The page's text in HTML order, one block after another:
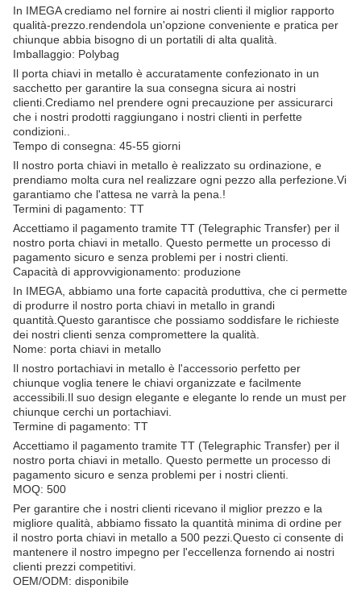
In IMEGA crediamo nel fornire ai nostri clienti il miglior rapporto
qualità-prezzo.rendendola un'opzione conveniente e pratica per
chiunque abbia bisogno di un portatili di alta qualità.
Imballaggio: Polybag
Il porta chiavi in metallo è accuratamente confezionato in un
sacchetto per garantire la sua consegna sicura ai nostri
clienti.Crediamo nel prendere ogni precauzione per assicurarci
che i nostri prodotti raggiungano i nostri clienti in perfette
condizioni..
Tempo di consegna: 45-55 giorni
Il nostro porta chiavi in metallo è realizzato su ordinazione, e
prendiamo molta cura nel realizzare ogni pezzo alla perfezione.Vi
garantiamo che l'attesa ne varrà la pena.!
Termini di pagamento: TT
Accettiamo il pagamento tramite TT (Telegraphic Transfer) per il
nostro porta chiavi in metallo. Questo permette un processo di
pagamento sicuro e senza problemi per i nostri clienti.
Capacità di approvvigionamento: produzione
In IMEGA, abbiamo una forte capacità produttiva, che ci permette
di produrre il nostro porta chiavi in metallo in grandi
quantità.Questo garantisce che possiamo soddisfare le richieste
dei nostri clienti senza compromettere la qualità.
Nome: porta chiavi in metallo
Il nostro portachiavi in metallo è l'accessorio perfetto per
chiunque voglia tenere le chiavi organizzate e facilmente
accessibili.Il suo design elegante e elegante lo rende un must per
chiunque cerchi un portachiavi.
Termine di pagamento: TT
Accettiamo il pagamento tramite TT (Telegraphic Transfer) per il
nostro porta chiavi in metallo. Questo permette un processo di
pagamento sicuro e senza problemi per i nostri clienti.
MOQ: 500
Per garantire che i nostri clienti ricevano il miglior prezzo e la
migliore qualità, abbiamo fissato la quantità minima di ordine per
il nostro porta chiavi in metallo a 500 pezzi.Questo ci consente di
mantenere il nostro impegno per l'eccellenza fornendo ai nostri
clienti prezzi competitivi.
OEM/ODM: disponibile